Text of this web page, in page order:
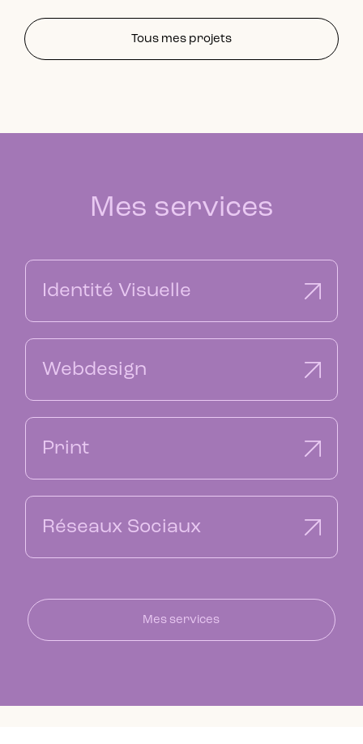
Tous mes projets
Mes services
Identité Visuelle​
Webdesign
Print
Réseaux Sociaux
Mes services